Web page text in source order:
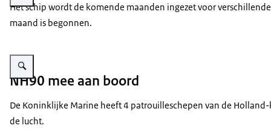
Het schip wordt de komende maanden ingezet voor
maand is begonnen.
Vergroot afbeelding Een schip vaart onder een brug door.
NH90 mee aan boord
De Koninklijke Marine heeft 4 patrouilleschepen van de
de lucht.